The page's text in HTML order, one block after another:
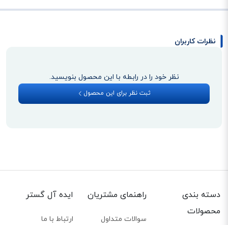
نظرات کاربران
نظر خود را در رابطه با این محصول بنویسید.
ثبت نظر برای این محصول
دسته بندی
محصولات
راهنمای مشتریان
سوالات متداول
ایده آل گستر
ارتباط با ما